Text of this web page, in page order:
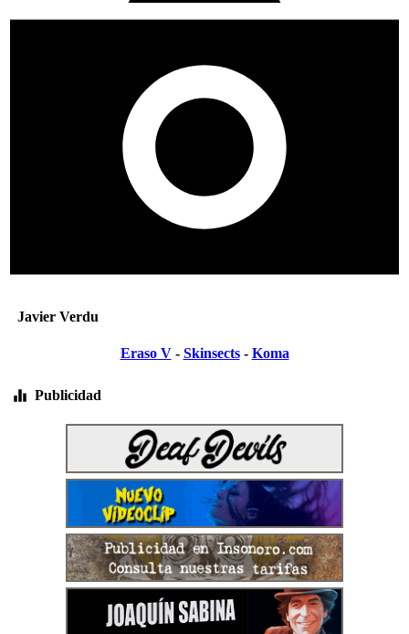
Javier Verdu
Eraso V- Skinsects- Koma
Publicidad